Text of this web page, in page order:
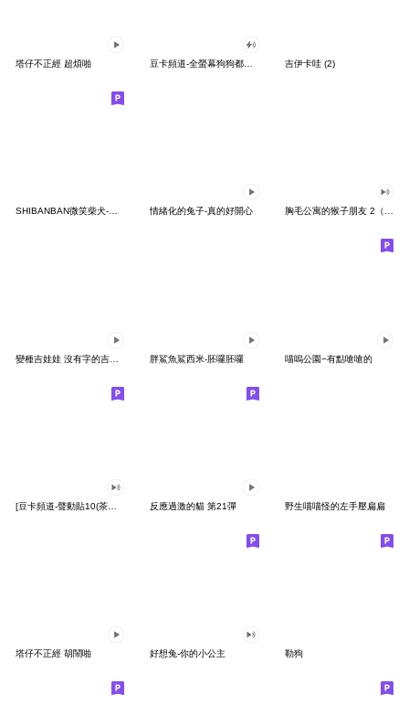
塔仔不正經 超煩啪 吉伊卡哇 (2)
SHIBANBAN微笑柴犬-廢柴寶寶日常 情緒化的兔子-真的好開心 胸毛公寓的猴子朋友 2（有聲動態）
胖鯊魚鯊西米-胚囉胚囉 喵嗚公園−有點嗆嗆的
反應過激的貓 第21彈 野生喵喵怪的左手壓扁扁
塔仔不正經 胡鬧啪 好想兔-你的小公主 勒狗